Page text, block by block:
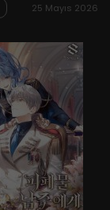
25 Mayıs 2026